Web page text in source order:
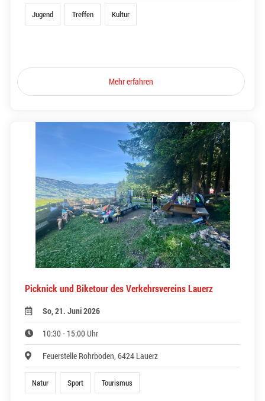
Jugend Treffen Kultur
Mehr erfahren
Picknick und Biketour des Verkehrsvereins Lauerz
So, 21. Juni 2026
10:30 - 15:00 Uhr
Feuerstelle Rohrboden, 6424 Lauerz
Natur Sport Tourismus